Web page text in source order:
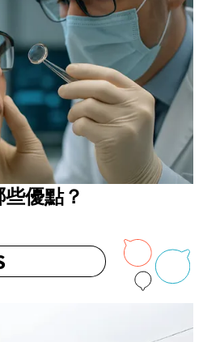
優點？